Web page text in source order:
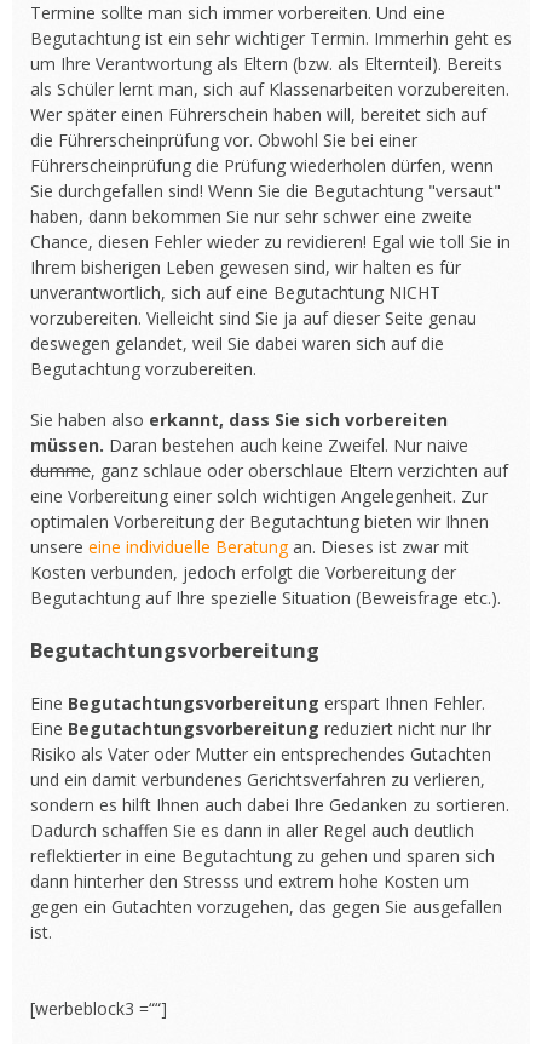
Termine sollte man sich immer vorbereiten. Und eine
Begutachtung ist ein sehr wichtiger Termin. Immerhin geht es
um Ihre Verantwortung als Eltern (bzw. als Elternteil). Bereits
als Schüler lernt man, sich auf Klassenarbeiten vorzubereiten.
Wer später einen Führerschein haben will, bereitet sich auf
die Führerscheinprüfung vor. Obwohl Sie bei einer
Führerscheinprüfung die Prüfung wiederholen dürfen, wenn
Sie durchgefallen sind! Wenn Sie die Begutachtung "versaut"
haben, dann bekommen Sie nur sehr schwer eine zweite
Chance, diesen Fehler wieder zu revidieren! Egal wie toll Sie in
Ihrem bisherigen Leben gewesen sind, wir halten es für
unverantwortlich, sich auf eine Begutachtung NICHT
vorzubereiten. Vielleicht sind Sie ja auf dieser Seite genau
deswegen gelandet, weil Sie dabei waren sich auf die
Begutachtung vorzubereiten.
Sie haben also erkannt, dass Sie sich vorbereiten
müssen. Daran bestehen auch keine Zweifel. Nur naive
dumme, ganz schlaue oder oberschlaue Eltern verzichten auf
eine Vorbereitung einer solch wichtigen Angelegenheit. Zur
optimalen Vorbereitung der Begutachtung bieten wir Ihnen
unsere eine individuelle Beratungan. Dieses ist zwar mit
Kosten verbunden, jedoch erfolgt die Vorbereitung der
Begutachtung auf Ihre spezielle Situation (Beweisfrage etc.).
Begutachtungsvorbereitung
Eine Begutachtungsvorbereitung erspart Ihnen Fehler.
Eine Begutachtungsvorbereitung reduziert nicht nur Ihr
Risiko als Vater oder Mutter ein entsprechendes Gutachten
und ein damit verbundenes Gerichtsverfahren zu verlieren,
sondern es hilft Ihnen auch dabei Ihre Gedanken zu sortieren.
Dadurch schaffen Sie es dann in aller Regel auch deutlich
reflektierter in eine Begutachtung zu gehen und sparen sich
dann hinterher den Stresss und extrem hohe Kosten um
gegen ein Gutachten vorzugehen, das gegen Sie ausgefallen
ist.
[werbeblock3 =““]